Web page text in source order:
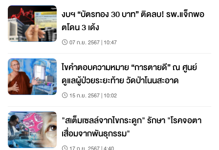
งบฯ “บัตรทอง 30 บาท” ติดลบ! รพ.แจ็กพอ
ตโดน 3 เด้ง
07 ก.ย. 2567 | 10:47
ไขคำตอบความหมาย “การตายดี” ณ ศูนย์
ดูแลผู้ป่วยระยะท้าย วัดป่าโนนสะอาด
15 ก.ย. 2567 | 10:02
"สเต็มเซลล์จากไขกระดูก" รักษา "โรคจอตา
เสื่อมจากพันธุกรรม"